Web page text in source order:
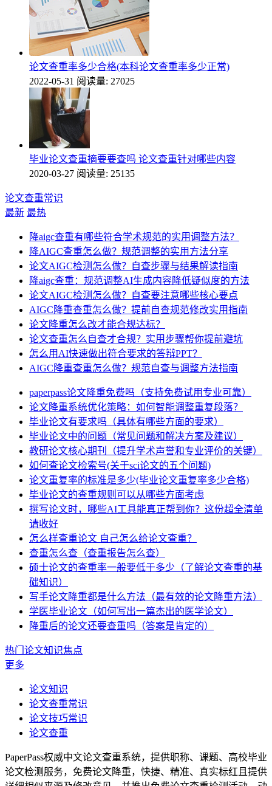
论文查重率多少合格(本科论文查重率多少正常)
2022-05-31 阅读量: 27025
毕业论文查重摘要要查吗 论文查重针对哪些内容
2020-03-27 阅读量: 25135
论文查重常识
最新 最热
降aigc查重有哪些符合学术规范的实用调整方法？
降AIGC查重怎么做？规范调整的实用方法分享
论文AIGC检测怎么做？自查步骤与结果解读指南
降aigc查重：规范调整AI生成内容降低疑似度的方法
论文AIGC检测怎么做？自查要注意哪些核心要点
AIGC降重查重怎么做？提前自查规范修改实用指南
论文降重怎么改才能合规达标？
论文查重怎么自查才合规？实用步骤帮你提前避坑
怎么用AI快速做出符合要求的答辩PPT？
AIGC降重查重怎么做？规范自查与调整方法指南
paperpass论文降重免费吗（支持免费试用专业可靠）
论文降重系统优化策略：如何智能调整重复段落？
毕业论文有要求吗（具体有哪些方面的要求）
毕业论文中的问题（常见问题和解决方案及建议）
教研论文核心期刊（提升学术声誉和专业评价的关键）
如何查论文检索号(关于sci论文的五个问题)
论文重复率的标准是多少(毕业论文重复率多少合格)
毕业论文的查重规则可以从哪些方面考虑
撰写论文时，哪些AI工具能真正帮到你？这份超全清单
请收好
怎么样查重论文 自己怎么给论文查重？
查重怎么查（查重报告怎么查）
硕士论文的查重率一般要低于多少（了解论文查重的基
础知识）
写手论文降重都是什么方法（最有效的论文降重方法）
学医毕业论文（如何写出一篇杰出的医学论文）
降重后的论文还要查重吗（答案是肯定的）
热门论文知识焦点
更多
论文知识
论文查重常识
论文技巧常识
论文查重
PaperPass权威中文论文查重系统，提供职称、课题、高校毕业
论文检测服务，免费论文降重，快捷、精准、真实标红且提供